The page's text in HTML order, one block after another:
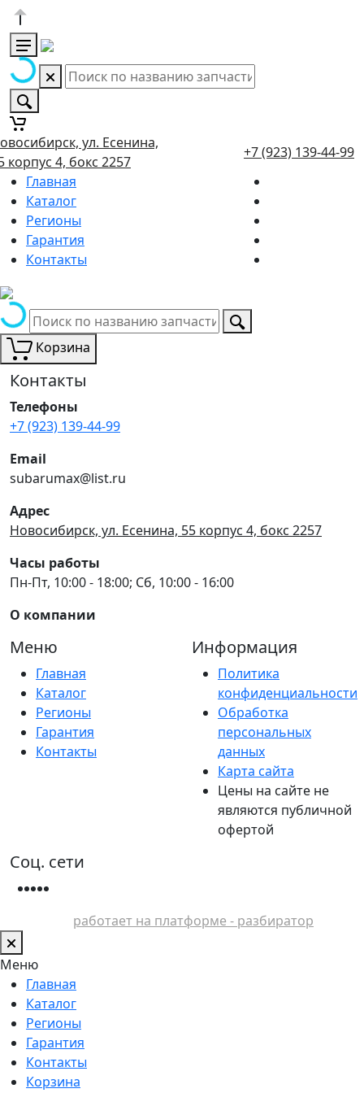
ул. Есенина,
корпус 4, бокс 2257
+7 (923) 139-44-99
Главная
Каталог
Регионы
Гарантия
Контакты
Корзина
Контакты
Телефоны
+7 (923) 139-44-99
Email
subarumax@list.ru
Адрес
Новосибирск, ул. Есенина, 55 корпус 4, бокс 2257
Часы работы
Пн-Пт, 10:00 - 18:00; Сб, 10:00 - 16:00
О компании
Меню
Главная
Каталог
Регионы
Гарантия
Контакты
Информация
Политика
конфиденциальности
Обработка
персональных
данных
Карта сайта
Цены на сайте не
являются публичной
офертой
Соц. сети
работает на платформе - разбиратор
Меню
Главная
Каталог
Регионы
Гарантия
Контакты
Корзина